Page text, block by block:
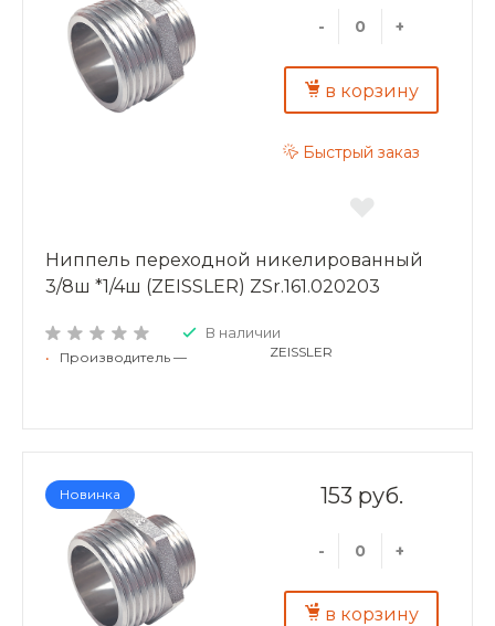
- +
в корзину
Быстрый заказ
Ниппель переходной никелированный
3/8ш *1/4ш (ZEISSLER) ZSr.161.020203
В наличии
• Производитель — ZEISSLER
Новинка 153 руб.
- +
в корзину